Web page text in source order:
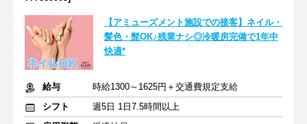
【アミューズメント施設での接客】ネイル・
髪色・髭OK♪残業ナシ◎冷暖房完備で1年中
快適*
給与
時給1300～1625円＋交通費規定支給
シフト
週5日 1日7.5時間以上